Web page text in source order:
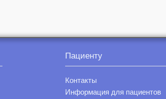
Пациенту
Контакты
Информация для пациентов